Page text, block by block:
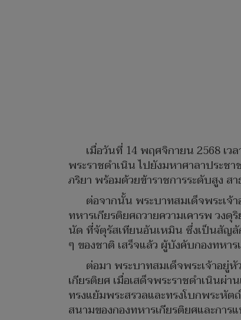
เมื่อวันที่ 14 พฤศจิกายน 2568 เว
พระราชดำเนิน ไปยังมหาศาลาประ
ภริยา พร้อมด้วยข้าราชการระดับสูง ส
ต่อจากนั้น พระบาทสมเด็จพระเจ้
ทหารเกียรติยศถวายความเคารพ วง
นัด ที่จัตุรัสเทียนอันเหมิน ซึ่งเป็นสัญลั
ๆ ของชาติ เสร็จแล้ว ผู้บังคับกองทหา
ต่อมา พระบาทสมเด็จพระเจ้าอยู่
เกียรติยศ เมื่อเสด็จพระราชดำเนินผ่
ทรงแย้มพระสรวลและทรงโบกพระหั
สนามของกองทหารเกียรติยศและการ